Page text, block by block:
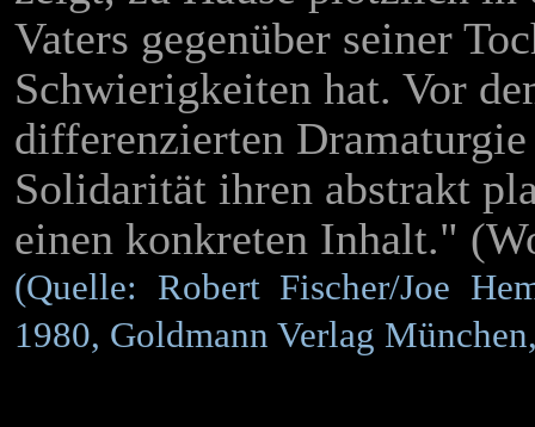
Vaters gegenüber seiner
Schwierigkeiten hat. Vor
differenzierten
Solidarität ihren abstrakt
einen konkreten Inhalt."
(Quelle: Robert Fischer/Joe
1980, Goldmann Verlag